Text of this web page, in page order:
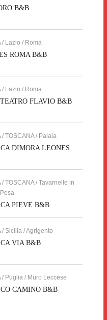
B&B
/ Lazio / Roma
ROMA B&B
/ Lazio / Roma
FLAVIO B&B
/ TOSCANA / Palaia
DIMORA LEONES
/ TOSCANA / Tavarnelle in
PIEVE B&B
/ Sicilia / Agrigento
VIA B&B
/ Puglia / Muro Leccese
CAMINO B&B